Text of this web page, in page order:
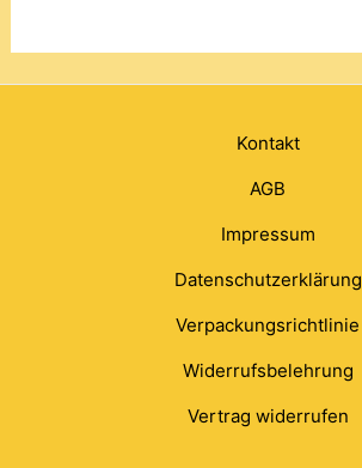
Kontakt
AGB
Impressum
Datenschutzerklärung
Verpackungsrichtlinie
Widerrufsbelehrung
Vertrag widerrufen